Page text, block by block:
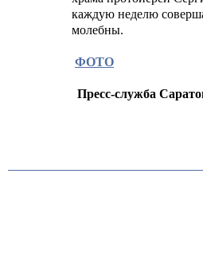
каждую неделю
молебны.
ФОТО
Пресс-служба